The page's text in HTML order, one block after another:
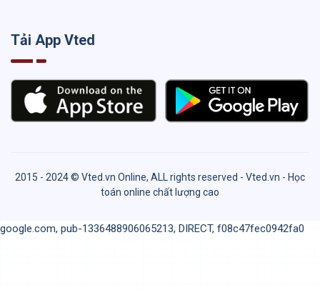
Tải App Vted
2015 - 2024 © Vted.vn Online, ALL rights reserved - Vted.vn - Học
toán online chất lượng cao
google.com, pub-1336488906065213, DIRECT, f08c47fec0942fa0